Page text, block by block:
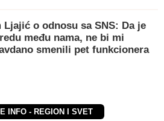
Ljajić o odnosu sa SNS: Da je
među nama, ne bi mi
smenili pet funkcionera
INFO - REGION I SVET